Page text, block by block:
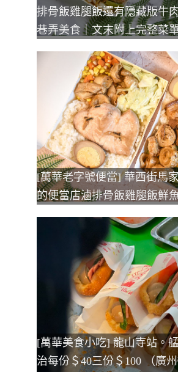
排骨飯雞腿飯還有隱藏版牛
巷弄美食｜文末附上完整菜
[萬華老字號便當] 華西街馬
的便當店滷排骨飯雞腿飯鮮
[萬華美食小吃] 龍山寺站。
治每份＄40三份＄100 （廣